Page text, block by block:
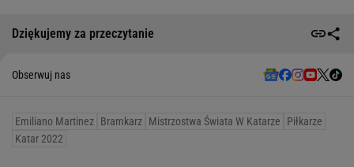
Dziękujemy za przeczytanie
Obserwuj nas
Emiliano Martinez Bramkarz Mistrzostwa Świata W Katarze
Piłkarze
Katar 2022